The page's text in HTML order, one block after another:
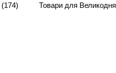
(174) Товари для Великодня